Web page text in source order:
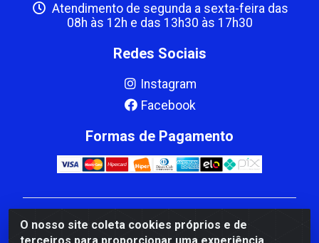
O nosso site coleta cookies próprios e de
Atendimento de segunda a sexta-feira das
08h às 12h e das 13h30 às 17h30
Redes Sociais
Instagram
Facebook
Formas de Pagamento
CBP MACEDO COMERCIO PEÇAS LTDA Matriz - av
Mauro Miranda Madureira, 1249 - Coramara , Cachoeiro